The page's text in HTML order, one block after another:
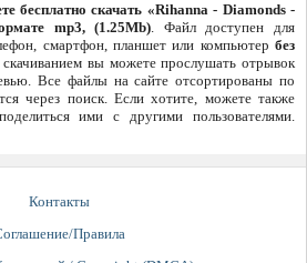
бесплатно скачать «Rihanna - Diamonds -
mp3, (1.25Mb). Файл доступен для
смартфон, планшет или компьютер без
вы можете прослушать отрывок
Все файлы на сайте отсортированы по
через поиск. Если хотите, можете также
ими с другими пользователями.
Контакты
Правила